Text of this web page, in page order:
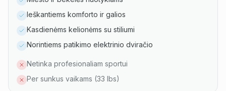
Ieškantiems komforto ir galios
Kasdienėms kelionėms su stiliumi
Norintiems patikimo elektrinio dviračio
Netinka profesionaliam sportui
Per sunkus vaikams (33 lbs)